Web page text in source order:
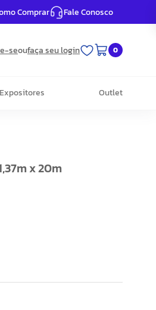
Comprar Fale Conosco
seoufaça seu login 0
Expositores Outlet
x 20m